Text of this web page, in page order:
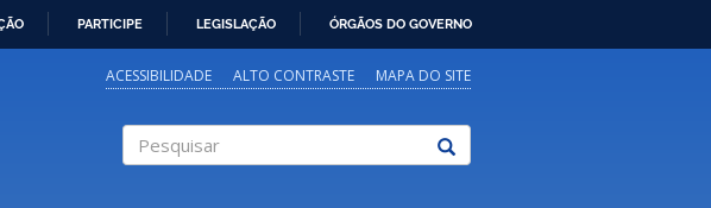
PARTICIPE LEGISLAÇÃO ÓRGÃOS DO GOVERNO
ACESSIBILIDADE ALTO CONTRASTE MAPA DO SITE